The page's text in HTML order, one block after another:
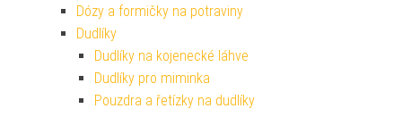
Dózy a formičky na potraviny
Dudlíky
Dudlíky na kojenecké láhve
Dudlíky pro miminka
Pouzdra a řetízky na dudlíky